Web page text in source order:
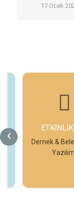
17 Ocak
‹
Dernek &